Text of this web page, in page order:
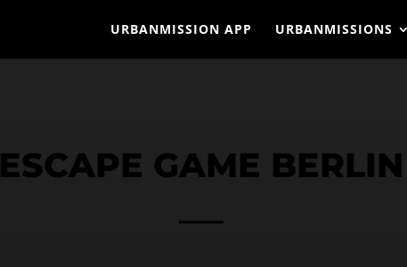
URBANMISSION APP URBANMISSIONS
ESCAPE GAME BERLIN